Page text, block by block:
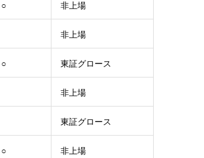
○ 非上場
非上場
○ 東証グロース
非上場
東証グロース
○ 非上場